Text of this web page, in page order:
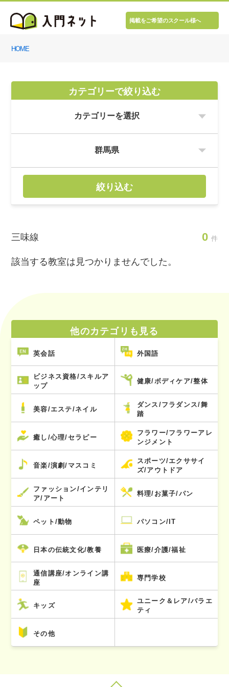
掲載をご希望のスクール様へ
HOME
カテゴリーで絞り込む
絞り込む
三味線 0 件
該当する教室は見つかりませんでした。
他のカテゴリも見る
英会話 外国語
ビジネス資格/スキルア
ップ
健康/ボディケア/整体
美容/エステ/ネイル
ダンス/フラダンス/舞
踏
癒し/心理/セラピー
フラワー/フラワーアレ
ンジメント
音楽/演劇/マスコミ
スポーツ/エクササイ
ズ/アウトドア
ファッション/インテリ
ア/アート
料理/お菓子/パン
ペット/動物 パソコン/IT
日本の伝統文化/教養 医療/介護/福祉
通信講座/オンライン講
座
専門学校
キッズ
ユニーク＆レア/バラエ
ティ
その他